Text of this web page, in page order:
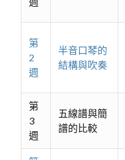
第
2
週
半音口琴的
結構與吹奏
第
3
週
五線譜與簡
譜的比較